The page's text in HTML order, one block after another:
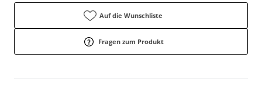
Auf die Wunschliste
Fragen zum Produkt